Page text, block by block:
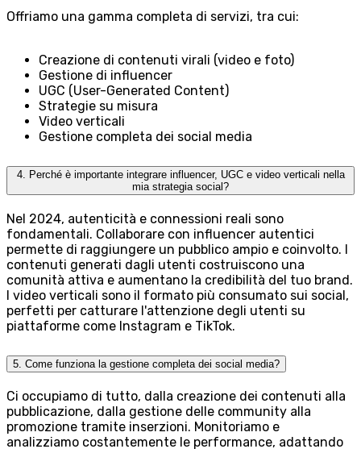
Offriamo una gamma completa di servizi, tra cui:
Creazione di contenuti virali (video e foto)
Gestione di influencer
UGC (User-Generated Content)
Strategie su misura
Video verticali
Gestione completa dei social media
4. Perché è importante integrare influencer, UGC e video verticali nella
mia strategia social?
Nel 2024, autenticità e connessioni reali sono
fondamentali. Collaborare con influencer autentici
permette di raggiungere un pubblico ampio e coinvolto. I
contenuti generati dagli utenti costruiscono una
comunità attiva e aumentano la credibilità del tuo brand.
I video verticali sono il formato più consumato sui social,
perfetti per catturare l'attenzione degli utenti su
piattaforme come Instagram e TikTok.
5. Come funziona la gestione completa dei social media?
Ci occupiamo di tutto, dalla creazione dei contenuti alla
pubblicazione, dalla gestione delle community alla
promozione tramite inserzioni. Monitoriamo e
analizziamo costantemente le performance, adattando